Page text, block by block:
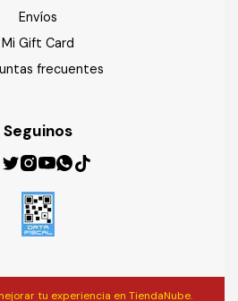
Envíos
Mi Gift Card
frecuentes
Seguinos
tu experiencia en TiendaNube.